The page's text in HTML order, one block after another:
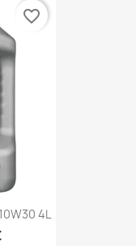
4L
favorite_border